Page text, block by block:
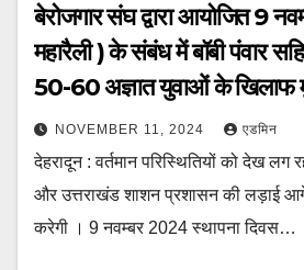
बेरोजगार संघ द्वारा आयोजित 9 नवम्बर 2024 (भीषण
महारैली ) के संबंध में बॉबी पंवार सहित 25 नामजद और
50-60 अज्ञात युवाओं के खिलाफ
NOVEMBER 11, 2024 एडमिन
देहरादून : वर्तमान परिस्थितियों को देख लग
और उत्तराखंड शाशन प्रशासन की लड़ाई
करेगी । 9 नवम्बर 2024 स्थापना दिवस…